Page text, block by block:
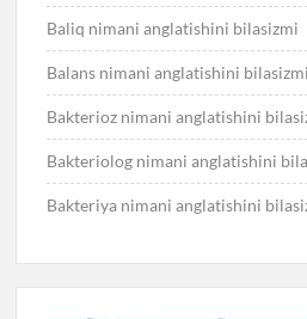
Baliq nimani anglatishini bilasizmi
Balans nimani anglatishini bilasizmi
Bakterioz nimani anglatishini
Bakteriolog nimani anglatishini
Bakteriya nimani anglatishini